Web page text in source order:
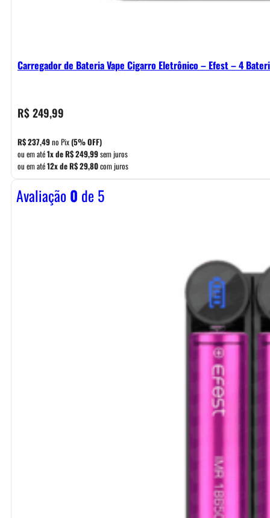
Carregador de Bateria Vape Cigarro Eletrônico – Efest – 4
R$249,99
R$237,49no Pix(5% OFF)
ou em até1x deR$249,99sem juros
ou em até12x deR$29,80com juros
Avaliação0 de 5